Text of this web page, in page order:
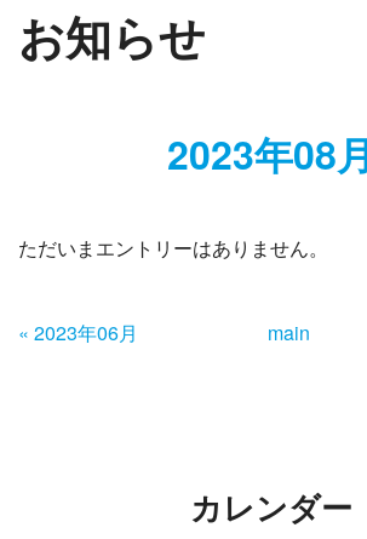
お知らせ
2023年08
ただいまエントリーはありません。
« 2023年06月 main
カレンダー